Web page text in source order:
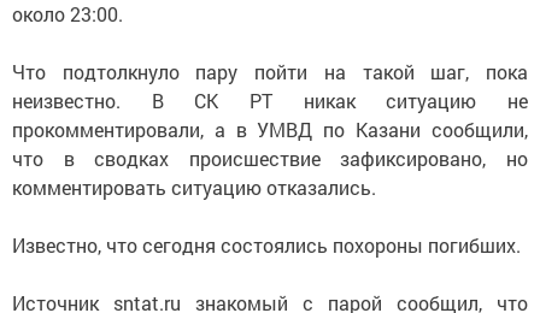
около 23:00.
Что подтолкнуло пару пойти на такой шаг, пока
неизвестно. В СК РТ никак ситуацию не
прокомментировали, а в УМВД по Казани сообщили,
что в сводках происшествие зафиксировано, но
комментировать ситуацию отказались.
Известно, что сегодня состоялись похороны погибших.
Источник sntat.ru знакомый с парой сообщил, что